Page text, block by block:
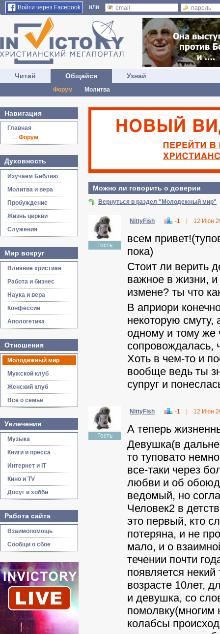
Войти через Facebook или
Читай Общайся
Форум Молитва
Узнай
Навигация
Главная
Форум
Духовность
Изучаем Библию
Молитва и вера
Пробуждение
Жизнь церкви
Служения
Мир вокруг
Влияние христиан
Работа и бизнес
Наука и вера
Конфессии
Апологетика
Отношения
Молодежный мир
Мужской клуб
Женский клуб
Все о семье
Увлечения
Музыка
Книги и пресса
Интернет и IT
Кино и TV
Досуг и хобби
Работа сайта
Взаимопомощь
Сообщи о сбое
Можно ли говорить о доверии
Вернуться в раздел "Молодежный мир"
Гость
NittyFish -1 12 Июн
всем
пока)
Стоит ли верить
важное в жизни,
измене? ты что
В априори
некоторую смуту,
одному и тому же
сопровождалась,
Хоть в чем-то и
вообще ведь ты
супруг и
Гость
NittyFish -1 12 Июн
А теперь
Девушка(в
то туповато
все-таки через
любви и об
ведомый, но
Человек2 в
это первый, кто
потеряна, и не
мало, и о
течении почти
появляется
возрасте 10лет,
и девушка, со
помолвку(многим
колабсы